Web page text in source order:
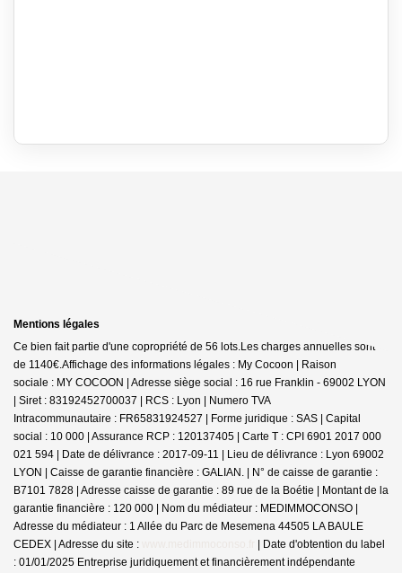
Mentions légales
Ce bien fait partie d'une copropriété de 56 lots.Les charges annuelles sont
de 1140€.Affichage des informations légales : My Cocoon | Raison
sociale : MY COCOON | Adresse siège social : 16 rue Franklin - 69002 LYON
| Siret : 83192452700037 | RCS : Lyon | Numero TVA
Intracommunautaire : FR65831924527 | Forme juridique : SAS | Capital
social : 10 000 | Assurance RCP : 120137405 | Carte T : CPI 6901 2017 000
021 594 | Date de délivrance : 2017-09-11 | Lieu de délivrance : Lyon 69002
LYON | Caisse de garantie financière : GALIAN. | N° de caisse de garantie :
B7101 7828 | Adresse caisse de garantie : 89 rue de la Boétie | Montant de la
garantie financière : 120 000 | Nom du médiateur : MEDIMMOCONSO |
Adresse du médiateur : 1 Allée du Parc de Mesemena 44505 LA BAULE
CEDEX | Adresse du site :
| Date d'obtention du label
: 01/01/2025 Entreprise juridiquement et financièrement indépendante